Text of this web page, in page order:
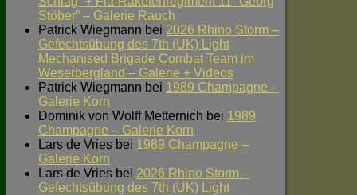
Stöber” – Galerie Rauch
Patrick Wiegmann bei 2026 Rhino Storm –
Gefechtsübung des 7th (UK) Light
Mechanised Brigade Combat Team im
Weserbergland – Galerie + Videos
Patrick Wiegmann bei 1989 Champagne –
Galerie Korn
Dominik von Wolff Metternich bei 1989
Champagne – Galerie Korn
Lars de Vries bei 1989 Champagne –
Galerie Korn
Lars de Vries bei 2026 Rhino Storm –
Gefechtsübung des 7th (UK) Light